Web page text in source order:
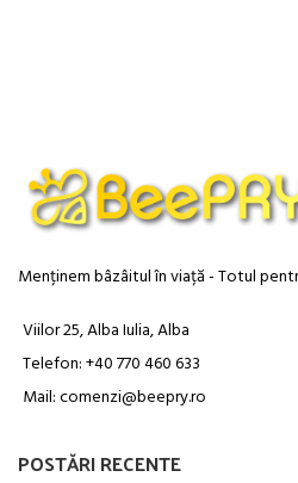
Menținem bâzâitul în viață - Totul
Viilor 25, Alba Iulia, Alba
Telefon: +40 770 460 633
Mail: comenzi@beepry.ro
POSTĂRI RECENTE